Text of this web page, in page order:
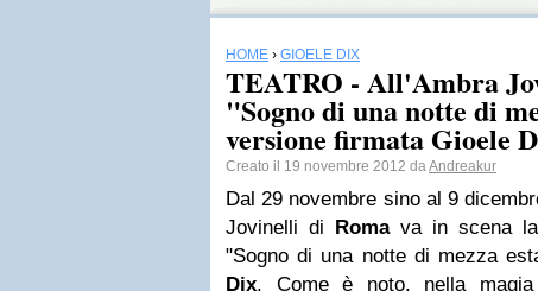
HOME › GIOELE DIX
TEATRO - All'Ambra
"Sogno di una notte di
versione firmata Gioele
Creato il 19 novembre 2012 daAndreakur
Dal 29 novembre sino al 9
Jovinelli di Romava in scena la
"Sogno di una notte di mezza
Dix. Come è noto, nella